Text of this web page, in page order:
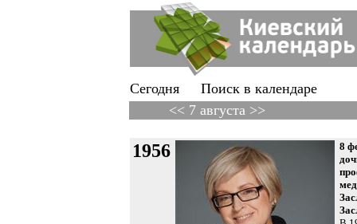
Сегодня Поиск в календаре
<< 7 августа >>
1956 8